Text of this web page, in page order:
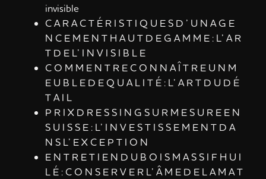
invisible
C A R A C T É R I S T I Q U E S D ’ U N A G E
N C E M E N T H A U T D E G A M M E : L’ A R
T D E L’ I N V I S I B L E
C O M M E N T R E C O N N A Î T R E U N M
E U B L E D E Q U A L I T É : L’ A R T D U D É
T A I L
P R I X D R E S S I N G S U R M E S U R E E N
S U I S S E : L’ I N V E S T I S S E M E N T D A
N S L’ E X C E P T I O N
E N T R E T I E N D U B O I S M A S S I F H U I
L É : C O N S E R V E R L’ Â M E D E L A M A T